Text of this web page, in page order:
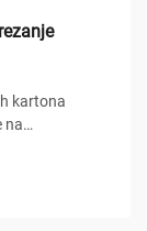
kartona
na
količine